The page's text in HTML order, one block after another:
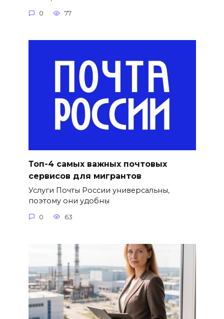
0 77
Топ-4 самых важных почтовых
сервисов для мигрантов
Услуги Почты России универсальны,
поэтому они удобны
0 63